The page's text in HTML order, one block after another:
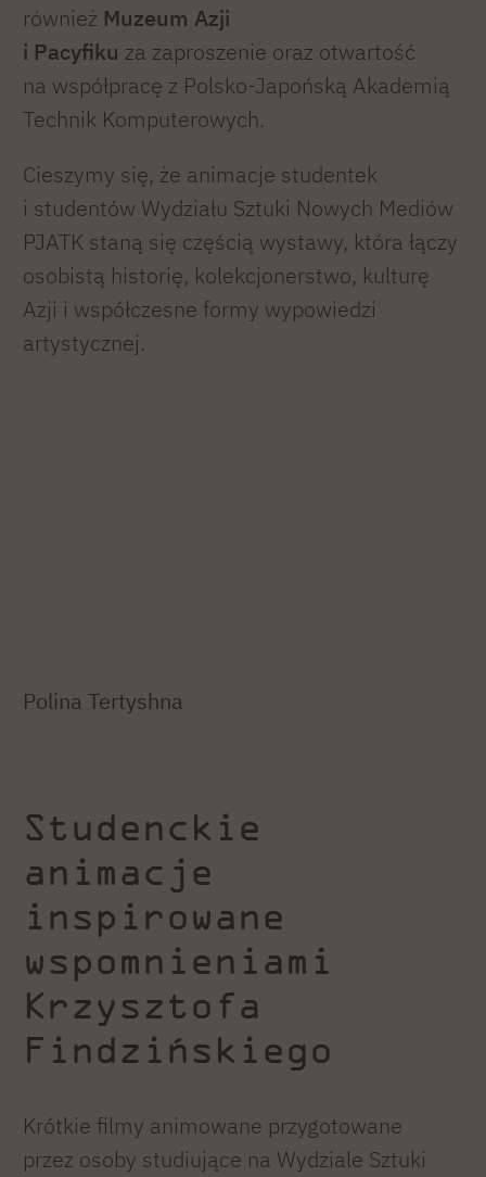
również Muzeum Azji
i Pacyfiku za zaproszenie oraz otwartość
na współpracę z Polsko-Japońską Akademią
Technik Komputerowych.
Cieszymy się, że animacje studentek
i studentów Wydziału Sztuki Nowych Mediów
PJATK staną się częścią wystawy, która łączy
osobistą historię, kolekcjonerstwo, kulturę
Azji i współczesne formy wypowiedzi
artystycznej.
Polina Tertyshna
Studenckie
animacje
inspirowane
wspomnieniami
Krzysztofa
Findzińskiego
Krótkie filmy animowane przygotowane
przez osoby studiujące na Wydziale Sztuki